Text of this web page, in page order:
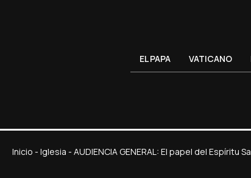
EL PAPA VATICANO
Inicio - Iglesia - AUDIENCIA GENERAL: El papel del Espíritu